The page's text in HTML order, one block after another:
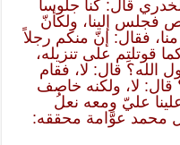
الخدري قال: كنا جلوساً
إلينا، ولكأنّ
فقال: إنّ منكم رجلاً
قوتلتِم على تنزيله،
الله؟ قال: لا، فقام
قال: لا، ولكنه خاصف
عليّ ومعه نعلُ
محمد عوَّامة محققه: